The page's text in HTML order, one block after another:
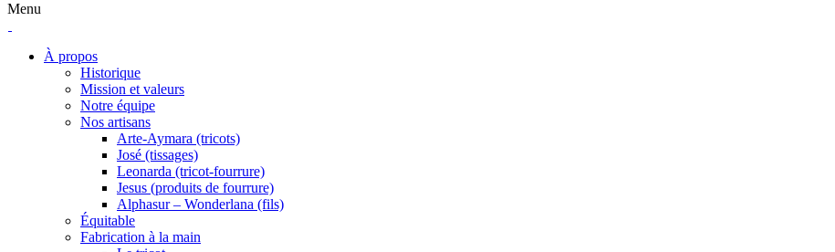
Menu
À propos
Historique
Mission et valeurs
Notre équipe
Nos artisans
Arte-Aymara (tricots)
José (tissages)
Leonarda (tricot-fourrure)
Jesus (produits de fourrure)
Alphasur – Wonderlana (fils)
Équitable
Fabrication à la main